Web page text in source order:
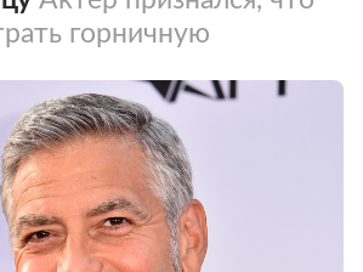
горничную